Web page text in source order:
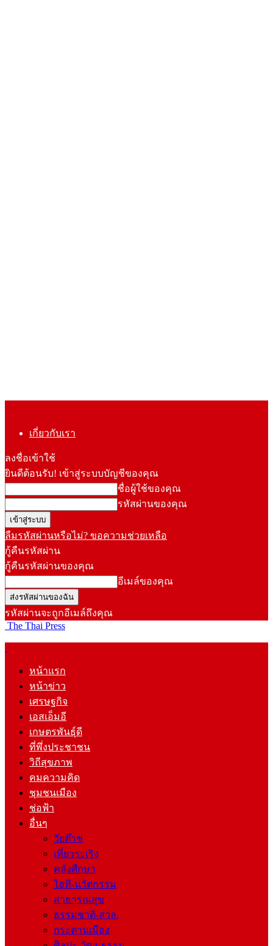
เกี่ยวกับเรา
ลงชื่อเข้าใช้
ยินดีต้อนรับ! เข้าสู่ระบบบัญชีของคุณ
ชื่อผู้ใช้ของคุณ
รหัสผ่านของคุณ
ลืมรหัสผ่านหรือไม่? ขอความช่วยเหลือ
กู้คืนรหัสผ่าน
กู้คืนรหัสผ่านของคุณ
อีเมล์ของคุณ
รหัสผ่านจะถูกอีเมล์ถึงคุณ
The Thai Press
หน้าแรก
หน้าข่าว
เศรษฐกิจ
เอสเอ็มอี
เกษตรพันธุ์ดี
ที่พึ่งประชาชน
วิถีสุขภาพ
คมความคิด
ชุมชนเมือง
ช่อฟ้า
อื่นๆ
วัยต๊าช
เที่ยวระเริง
คลังศึกษา
ไอที-นวัตกรรม
สาธารณสุข
ธรรมชาติ-สวล.
กระดานเมือง